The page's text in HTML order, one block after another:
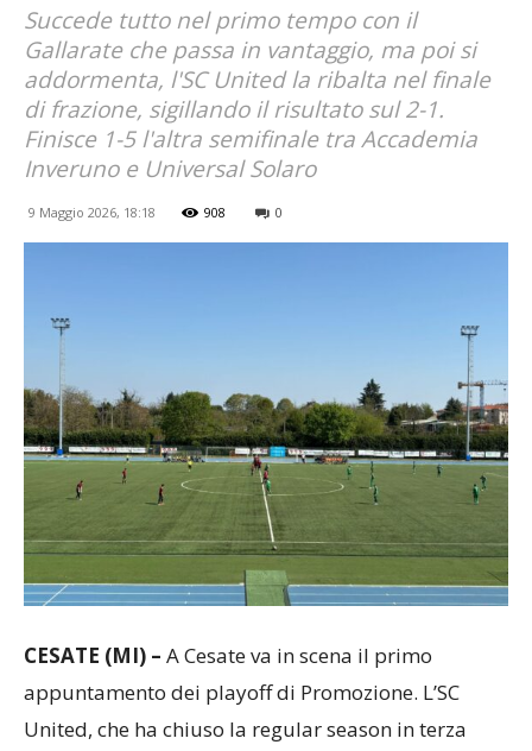
Succede tutto nel primo tempo con il
Gallarate che passa in vantaggio, ma poi si
addormenta, l'SC United la ribalta nel finale
di frazione, sigillando il risultato sul 2-1.
Finisce 1-5 l'altra semifinale tra Accademia
Inveruno e Universal Solaro
9 Maggio 2026, 18:18 908 0
CESATE (MI) – A Cesate va in scena il primo
appuntamento dei playoff di Promozione. L’SC
United, che ha chiuso la regular season in terza